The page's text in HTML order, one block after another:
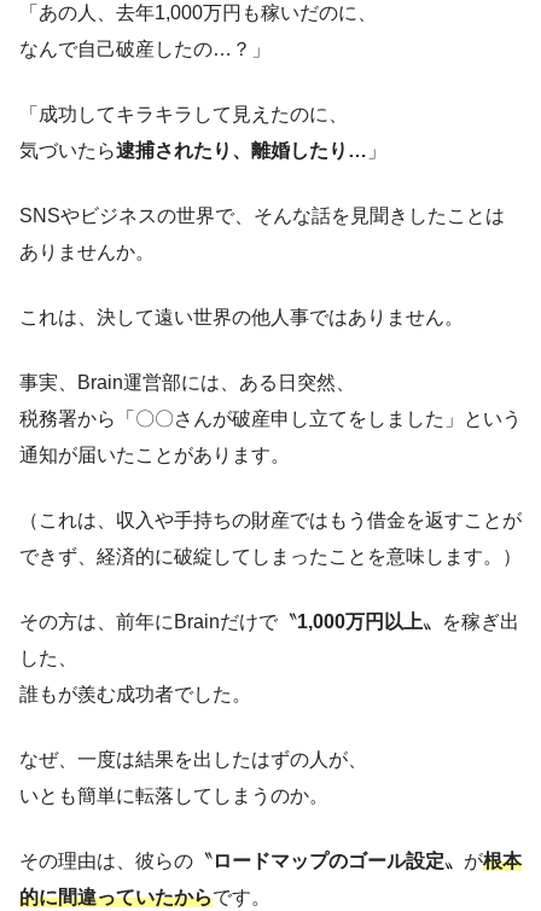
「あの人、去年1,000万円も稼いだのに、
なんで自己破産したの…？」
「成功してキラキラして見えたのに、
気づいたら逮捕されたり、離婚したり… 」
SNSやビジネスの世界で、そんな話を見聞きしたことは
ありませんか。
これは、決して遠い世界の他人事ではありません。
事実、Brain運営部には、ある日突然、
税務署から「〇〇さんが破産申し立てをしました」という
通知が届いたことがあります。
（これは、収入や手持ちの財産ではもう借金を返すことが
できず、経済的に破綻してしまったことを意味します。）
その方は、前年にBrainだけで〝1,000万円以上〟を稼ぎ出
した、
誰もが羨む成功者でした。
なぜ、一度は結果を出したはずの人が、
いとも簡単に転落してしまうのか。
その理由は、彼らの〝ロードマップのゴール設定〟が根本
的に間違っていたからです。